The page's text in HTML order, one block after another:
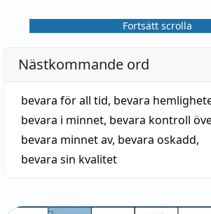
Fortsätt scrolla
Nästkommande ord
bevara för all tid, bevara
bevara i minnet, bevara kontroll
bevara minnet av, bevara oskadd,
bevara sin kvalitet